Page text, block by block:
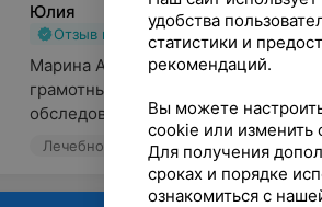
Юлия
Отзыв подтвержден
Марина Александровна очень
грамотный доктор. Проводит
обследование. Пациент получает
удобства
статистики и
рекомендаций.
Вы можете
cookie или изменить
Для получения
сроках и порядке
ознакомиться с